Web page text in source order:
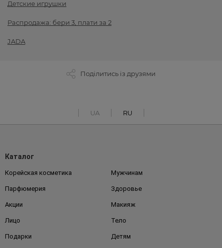
Детские игрушки
Распродажа: бери 3, плати за 2
JADA
Поділитись із друзями
UA RU
Каталог
Корейская косметика Мужчинам
Парфюмерия Здоровье
Акции Макияж
Лицо Тело
Подарки Детям